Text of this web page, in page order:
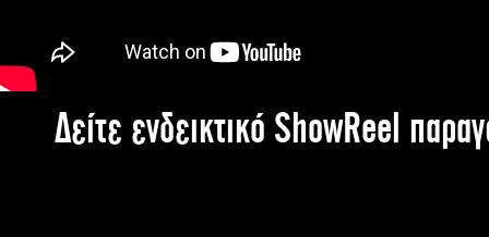
Δείτε ενδεικτικό ShowReel